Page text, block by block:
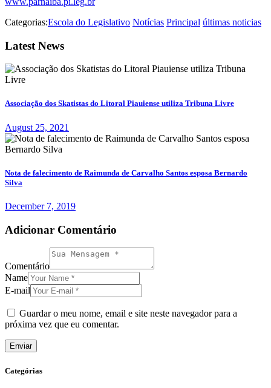
Categorias:Escola do Legislativo Notícias Principal últimas noticias
Latest News
Associação dos Skatistas do Litoral Piauiense utiliza Tribuna Livre
August 25, 2021
Nota de falecimento de Raimunda de Carvalho Santos esposa Bernardo
Silva
December 7, 2019
Adicionar Comentário
Comentário
Name
E-mail
Guardar o meu nome, email e site neste navegador para a
próxima vez que eu comentar.
Categórias